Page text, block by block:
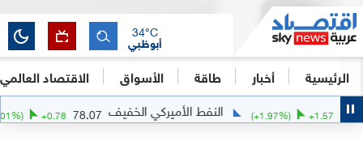
الرئيسية أخبار طاقة الأسواق الاقتصاد العالمي
أبوظبي
34°C
+ 1.57
(+ 1.97%) النفط الأميركي الخفيف 78.07
+0.78
%)